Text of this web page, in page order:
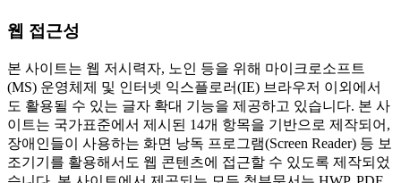
웹 접근성
본 사이트는 웹 저시력자, 노인 등을 위해 마이크로소프트
(MS) 운영체제 및 인터넷 익스플로러(IE) 브라우저 이외에서
도 활용될 수 있는 글자 확대 기능을 제공하고 있습니다. 본 사
이트는 국가표준에서 제시된 14개 항목을 기반으로 제작되어,
장애인들이 사용하는 화면 낭독 프로그램(Screen Reader) 등 보
조기기를 활용해서도 웹 콘텐츠에 접근할 수 있도록 제작되었